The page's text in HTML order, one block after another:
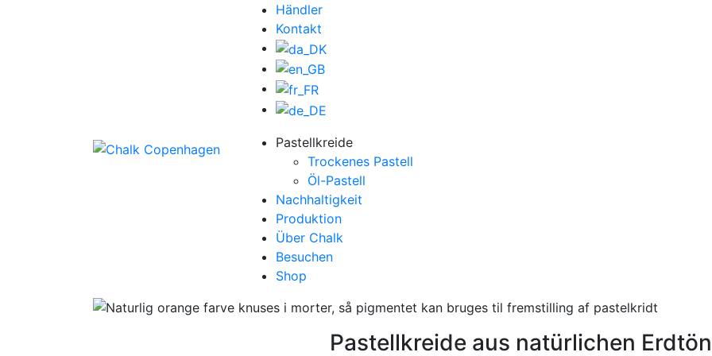
Händler
Kontakt
Pastellkreide
Trockenes Pastell
Öl-Pastell
Nachhaltigkeit
Produktion
Über Chalk
Besuchen
Shop
Pastellkreide aus natürlichen